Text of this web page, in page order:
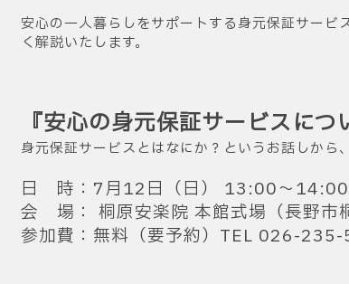
安心の一人暮らしをサポートする身元保証サービ
く解説いたします。
『安心の身元保証サービスにつ
身元保証サービスとはなにか？というお話しから
日 時：7月12日（日） 13:00〜14:00
会 場： 桐原安楽院 本館式場（長野市
参加費：無料（要予約）TEL 026-